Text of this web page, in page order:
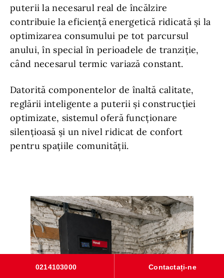
puterii la necesarul real de încălzire
contribuie la eficiență energetică ridicată și la
optimizarea consumului pe tot parcursul
anului, în special în perioadele de tranziție,
când necesarul termic variază constant.
Datorită componentelor de înaltă calitate,
reglării inteligente a puterii și construcției
optimizate, sistemul oferă funcționare
silențioasă și un nivel ridicat de confort
pentru spațiile comunității.
0214103000 Contactați-ne